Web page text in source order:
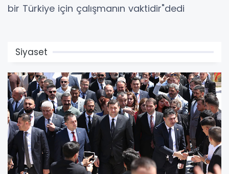
bir Türkiye için çalışmanın vaktidir"dedi
Siyaset